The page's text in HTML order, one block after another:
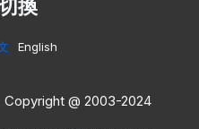
換
English
@ 2003-2024